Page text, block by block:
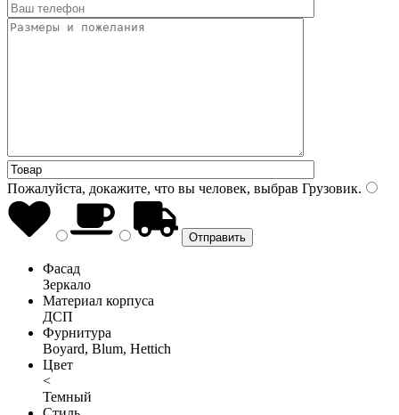
Пожалуйста, докажите, что вы человек, выбрав Грузовик.
Фасад
Зеркало
Материал корпуса
ДСП
Фурнитура
Boyard, Blum, Hettich
Цвет
<
Темный